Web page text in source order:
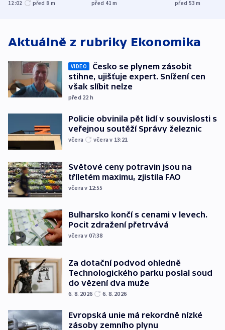
12:02 před 8 m před 41m před 53m
Aktuálně z rubriky Ekonomika
VIDEO
Česko se plynem zásobit
stihne, ujišťuje expert. Snížení cen
však slíbit nelze
před 22 h
Policie obvinila pět lidí v souvislosti s
veřejnou soutěží Správy železnic
včera včera v 13:21
Světové ceny potravin jsou na
tříletém maximu, zjistila FAO
včera v 12:55
Bulharsko končí s cenami v levech.
Pocit zdražení přetrvává
včera v 07:38
Za dotační podvod ohledně
Technologického parku poslal soud
do vězení dva muže
6. 8. 2026 6. 8. 2026
Evropská unie má rekordně nízké
zásoby zemního plynu